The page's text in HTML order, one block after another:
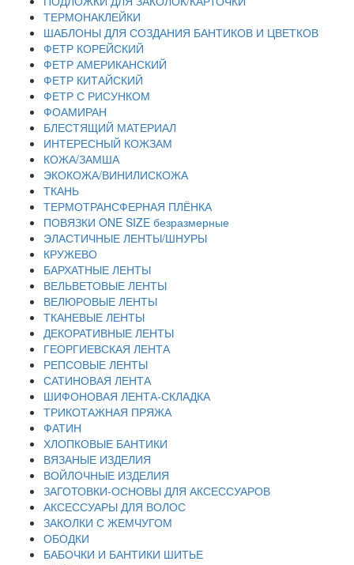
ТЕРМОНАКЛЕЙКИ
ШАБЛОНЫ ДЛЯ СОЗДАНИЯ БАНТИКОВ И ЦВЕТКОВ
ФЕТР КОРЕЙСКИЙ
ФЕТР АМЕРИКАНСКИЙ
ФЕТР КИТАЙСКИЙ
ФЕТР С РИСУНКОМ
ФОАМИРАН
БЛЕСТЯЩИЙ МАТЕРИАЛ
ИНТЕРЕСНЫЙ КОЖЗАМ
КОЖА/ЗАМША
ЭКОКОЖА/ВИНИЛИСКОЖА
ТКАНЬ
ТЕРМОТРАНСФЕРНАЯ ПЛЁНКА
ПОВЯЗКИ ONE SIZE безразмерные
ЭЛАСТИЧНЫЕ ЛЕНТЫ/ШНУРЫ
КРУЖЕВО
БАРХАТНЫЕ ЛЕНТЫ
ВЕЛЬВЕТОВЫЕ ЛЕНТЫ
ВЕЛЮРОВЫЕ ЛЕНТЫ
ТКАНЕВЫЕ ЛЕНТЫ
ДЕКОРАТИВНЫЕ ЛЕНТЫ
ГЕОРГИЕВСКАЯ ЛЕНТА
РЕПСОВЫЕ ЛЕНТЫ
САТИНОВАЯ ЛЕНТА
ШИФОНОВАЯ ЛЕНТА-СКЛАДКА
ТРИКОТАЖНАЯ ПРЯЖА
ФАТИН
ХЛОПКОВЫЕ БАНТИКИ
ВЯЗАНЫЕ ИЗДЕЛИЯ
ВОЙЛОЧНЫЕ ИЗДЕЛИЯ
ЗАГОТОВКИ-ОСНОВЫ ДЛЯ АКСЕССУАРОВ
АКСЕССУАРЫ ДЛЯ ВОЛОС
ЗАКОЛКИ С ЖЕМЧУГОМ
ОБОДКИ
БАБОЧКИ И БАНТИКИ ШИТЬЕ